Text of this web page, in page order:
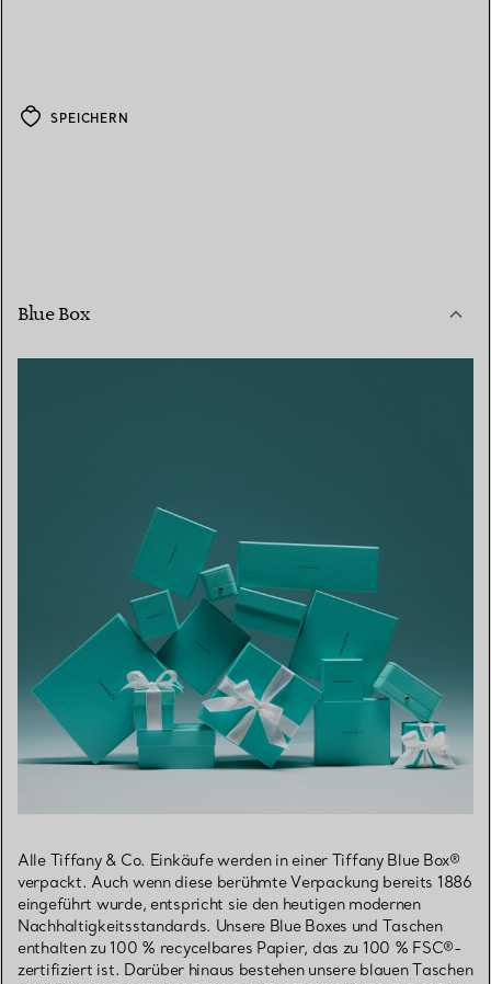
SPEICHERN
Blue Box
Alle Tiffany & Co. Einkäufe werden in einer Tiffany Blue Box®
verpackt. Auch wenn diese berühmte Verpackung bereits 1886
eingeführt wurde, entspricht sie den heutigen modernen
Nachhaltigkeitsstandards. Unsere Blue Boxes und Taschen
enthalten zu 100 % recycelbares Papier, das zu 100 % FSC®-
zertifiziert ist. Darüber hinaus bestehen unsere blauen Taschen